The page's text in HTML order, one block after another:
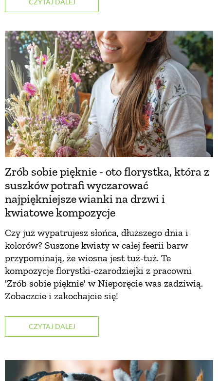
CZYTAJ DALEJ
Zrób sobie pięknie - oto florystka, która z
suszków potrafi wyczarować
najpiękniejsze wianki na drzwi i
kwiatowe kompozycje
Czy już wypatrujesz słońca, dłuższego dnia i
kolorów? Suszone kwiaty w całej feerii barw
przypominają, że wiosna jest tuż-tuż. Te
kompozycje florystki-czarodziejki z pracowni
'Zrób sobie pięknie' w Nieporęcie was zadziwią.
Zobaczcie i zakochajcie się!
CZYTAJ DALEJ
ZUPY
DANIA GŁÓWNE
CIASTA I DESERY
DODATKI
PRZETWORY
INNE